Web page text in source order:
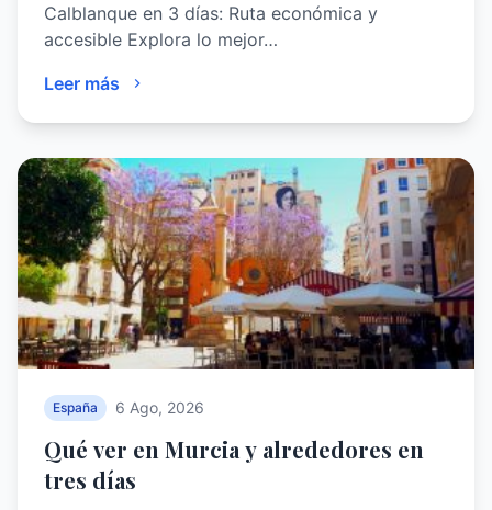
Calblanque en 3 días: Ruta económica y
accesible Explora lo mejor…
Leer más
España 6 Ago, 2026
Qué ver en Murcia y alrededores en
tres días